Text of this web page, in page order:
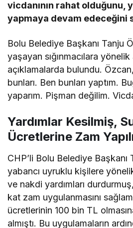
vicdanının rahat olduğunu,
yapmaya devam edeceğini
Bolu Belediye Başkanı Tanju
yaşayan sığınmacılara
açıklamalarda bulundu.
bunları. Ben bunları yaptım.
yaparım. Pişman değilim.
Yardımlar Kesilmiş,
Ücretlerine Zam
CHP’li Bolu Belediye Başkanı
yabancı uyruklu kişilere
ve nakdi yardımları
kat zam uygulanmasını
ücretlerinin 100 bin TL
almıştı. Bu uygulamaların